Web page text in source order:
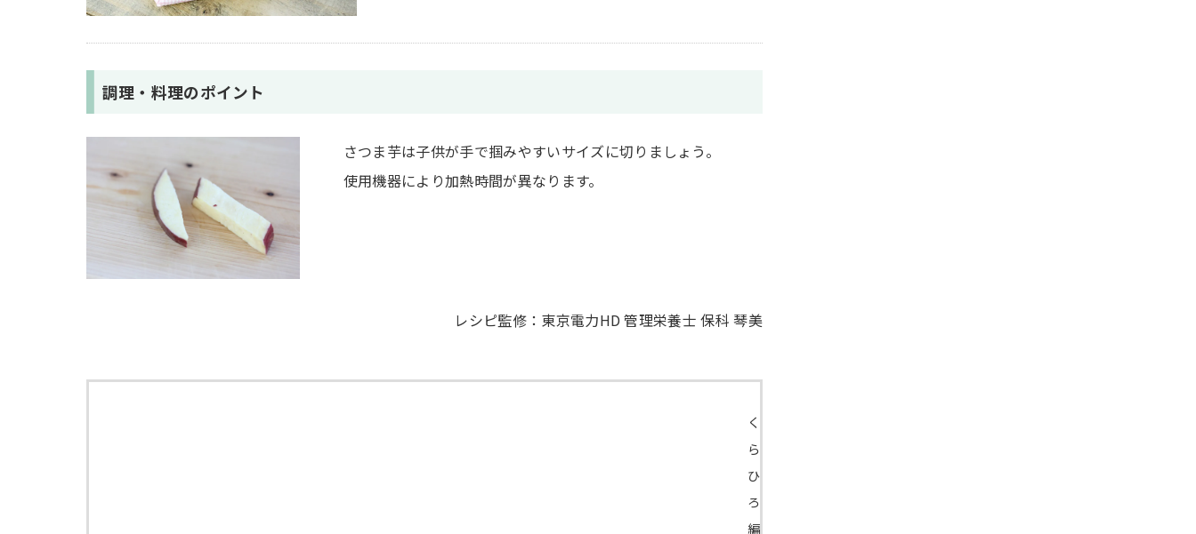
調理・料理のポイント
さつま芋は子供が手で掴みやすいサイズに切りましょう。
使用機器により加熱時間が異なります。
レシピ監修：東京電力HD 管理栄養士 保科 琴美
く
ら
ひ
ろ
編